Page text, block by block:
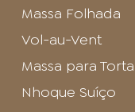
Massa Folhada
Vol-au-Vent
Massa para Torta
Nhoque Suíço